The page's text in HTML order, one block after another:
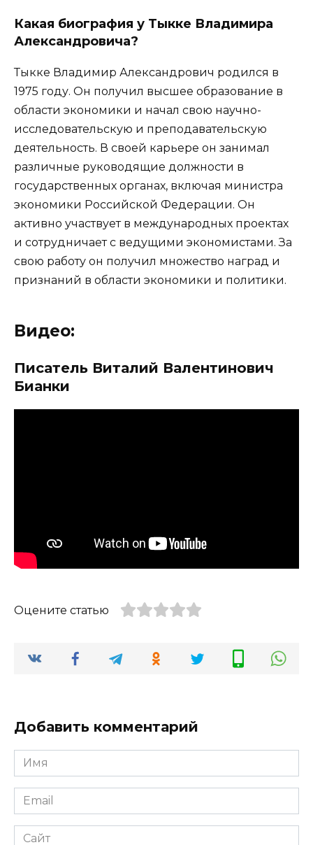
Какая биография у Тыкке Владимира
Александровича?
Тыкке Владимир Александрович родился в
1975 году. Он получил высшее образование в
области экономики и начал свою научно-
исследовательскую и преподавательскую
деятельность. В своей карьере он занимал
различные руководящие должности в
государственных органах, включая министра
экономики Российской Федерации. Он
активно участвует в международных проектах
и сотрудничает с ведущими экономистами. За
свою работу он получил множество наград и
признаний в области экономики и политики.
Видео:
Писатель Виталий Валентинович
Бианки
Оцените статью
Добавить комментарий
Имя
*
Email
*
Сайт